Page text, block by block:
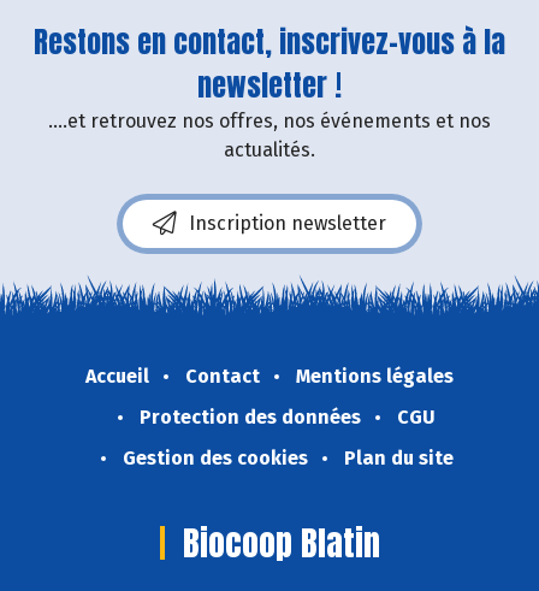
Restons en contact, inscrivez-vous à la
newsletter !
....et retrouvez nos offres, nos événements et nos
actualités.
Inscription newsletter
Accueil Contact
Mentions légales
Protection des données
CGU
Gestion des cookies
Plan du site
Biocoop Blatin